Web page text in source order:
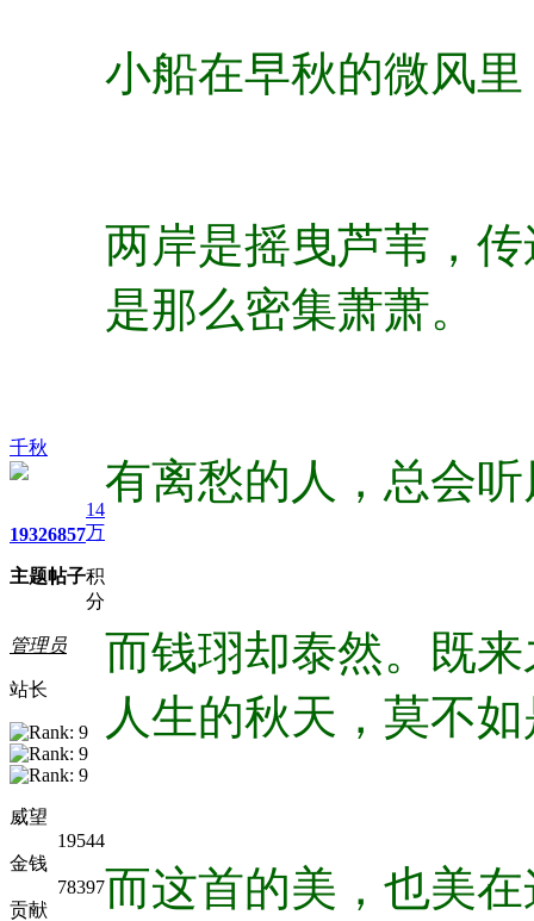
千秋
1932
主题
6857
帖子
14
万
积
分
管理员
站长
威望
19544
金钱
78397
贡献
小船在早秋的微风
两岸是摇曳芦苇，
是那么密集萧萧。
有离愁的人，总会
而钱珝却泰然。既
人生的秋天，莫不
而这首的美，也美